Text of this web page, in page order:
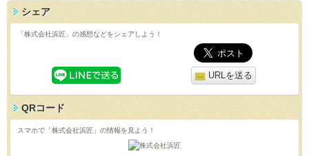
シェア
「株式会社浜匠」の感想などをシェアしよう！
URLを送る
QRコード
スマホで「株式会社浜匠」の情報を見よう！